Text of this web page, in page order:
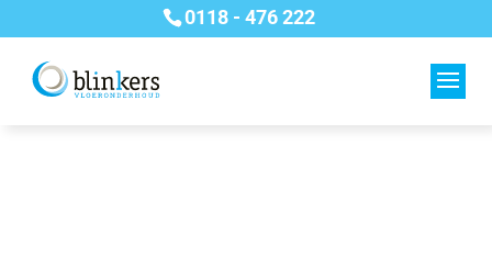
0118 - 476 222